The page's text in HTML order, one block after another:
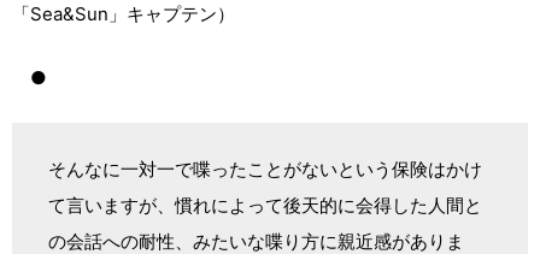
「Sea&Sun」キャプテン）
●
そんなに一対一で喋ったことがないという保険はかけ
て言いますが、慣れによって後天的に会得した人間と
の会話への耐性、みたいな喋り方に親近感がありま